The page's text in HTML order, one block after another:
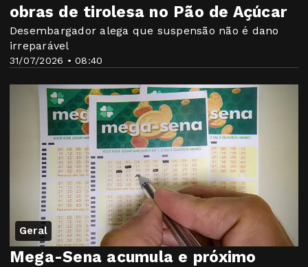
31/07/2026 • 08:40
obras de tirolesa no Pão de Açúcar
Desembargador alega que suspensão não é dano
irreparável
Geral
Mega-Sena acumula e próximo